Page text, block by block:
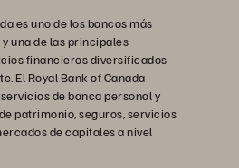
es uno de los bancos más
una de las principales
financieros diversificados
El Royal Bank of Canada
de banca personal y
patrimonio, seguros, servicios
de capitales a nivel